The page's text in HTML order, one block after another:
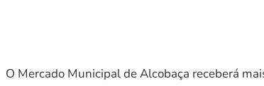
O Mercado Municipal de Alcobaça receberá